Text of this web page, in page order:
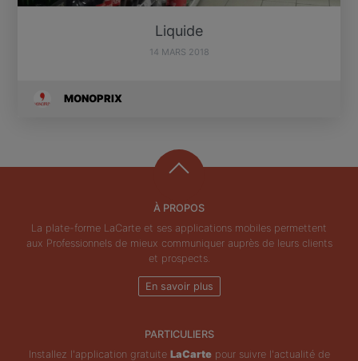
Liquide
14 MARS 2018
MONOPRIX
À PROPOS
La plate-forme LaCarte et ses applications mobiles permettent
aux Professionnels de mieux communiquer auprès de leurs clients
et prospects.
En savoir plus
PARTICULIERS
Installez l'application gratuite LaCartepour suivre l'actualité de